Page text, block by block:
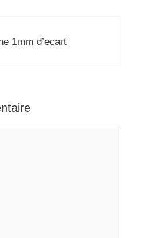
1mm d’ecart